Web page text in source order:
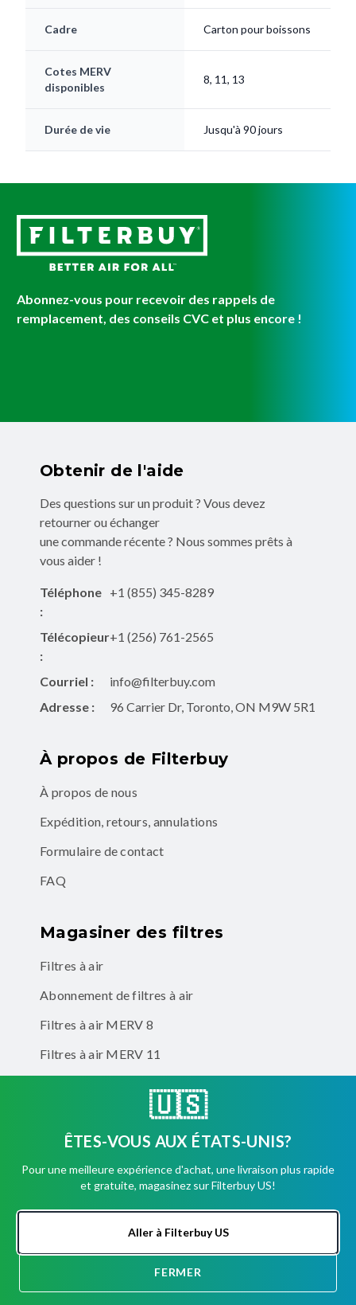
Cadre Carton pour boissons
Cotes MERV
disponibles
8, 11, 13
Durée de vie Jusqu'à 90 jours
Abonnez-vous pour recevoir des rappels de
remplacement, des conseils CVC et plus encore !
Obtenir de l'aide
Des questions sur un produit ? Vous devez
retourner ou échanger
une commande récente ? Nous sommes prêts à
vous aider !
Téléphone
:
+1 (855) 345-8289
Télécopieur
:
+1 (256) 761-2565
Courriel :
info@filterbuy.com
Adresse :
96 Carrier Dr, Toronto, ON M9W 5R1
À propos de Filterbuy
À propos de nous
Expédition, retours, annulations
Formulaire de contact
FAQ
Magasiner des filtres
Filtres à air
Abonnement de filtres à air
Filtres à air MERV 8
Filtres à air MERV 11
Filtres à air éliminateurs d'odeurs
Entreprise
FacebookInstagramTikTok
🇺🇸
ÊTES-VOUS AUX ÉTATS-UNIS?
Pour une meilleure expérience d'achat, une livraison plus rapide
et gratuite, magasinez sur Filterbuy US!
Aller à Filterbuy US
FERMER